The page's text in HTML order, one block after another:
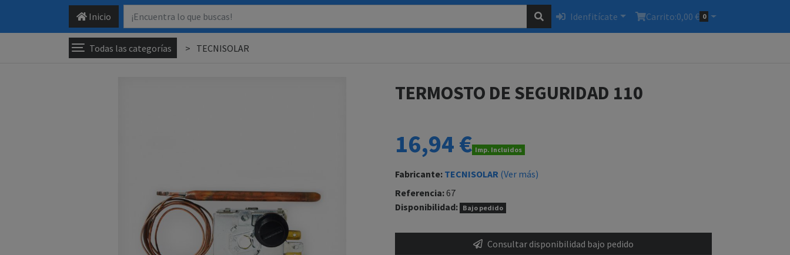
Inicio Idenfitícate Carrito:0,00 € 0
Todas las categorías TECNISOLAR
TERMOSTO DE SEGURIDAD 110
16,94 € Imp. Incluidos
Fabricante: TECNISOLAR (Ver más)
Referencia:67
Disponibilidad: Bajo pedido
Consultar disponibilidad bajo pedido